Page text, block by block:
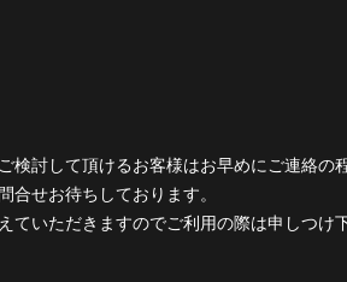
討して頂けるお客様はお早めにご連絡の
合せお待ちしております。
いただきますのでご利用の際は申しつけ